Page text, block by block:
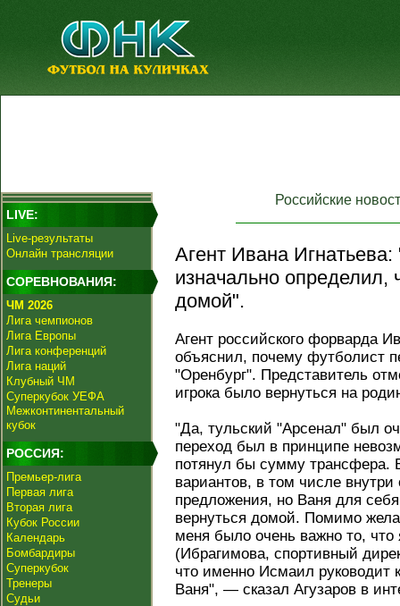
LIVE:
Live-результаты
Онлайн трансляции
СОРЕВНОВАНИЯ:
ЧМ 2026
Лига чемпионов
Лига Европы
Лига конференций
Лига наций
Клубный ЧМ
Суперкубок УЕФА
Межконтинентальный
кубок
РОССИЯ:
Премьер-лига
Первая лига
Вторая лига
Кубок России
Календарь
Бомбардиры
Суперкубок
Тренеры
Судьи
Российские
Агент Ивана
изначально определил,
домой".
Агент российского форварда
объяснил, почему футболист
"Оренбург". Представитель
игрока было вернуться на
"Да, тульский "Арсенал" был
переход был в принципе
потянул бы сумму трансфера.
вариантов, в том числе
предложения, но Ваня для
вернуться домой. Помимо
меня было очень важно то,
(Ибрагимова, спортивный
что именно Исмаил руководит
Ваня", — сказал Агузаров в